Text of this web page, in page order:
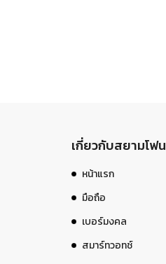
เกี่ยวกับสยามโฟน
หน้าแรก
มือถือ
เบอร์มงคล
สมาร์ทวอทช์